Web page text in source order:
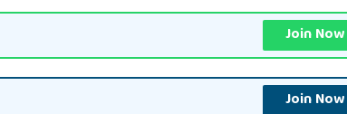
Join Now
Join Now